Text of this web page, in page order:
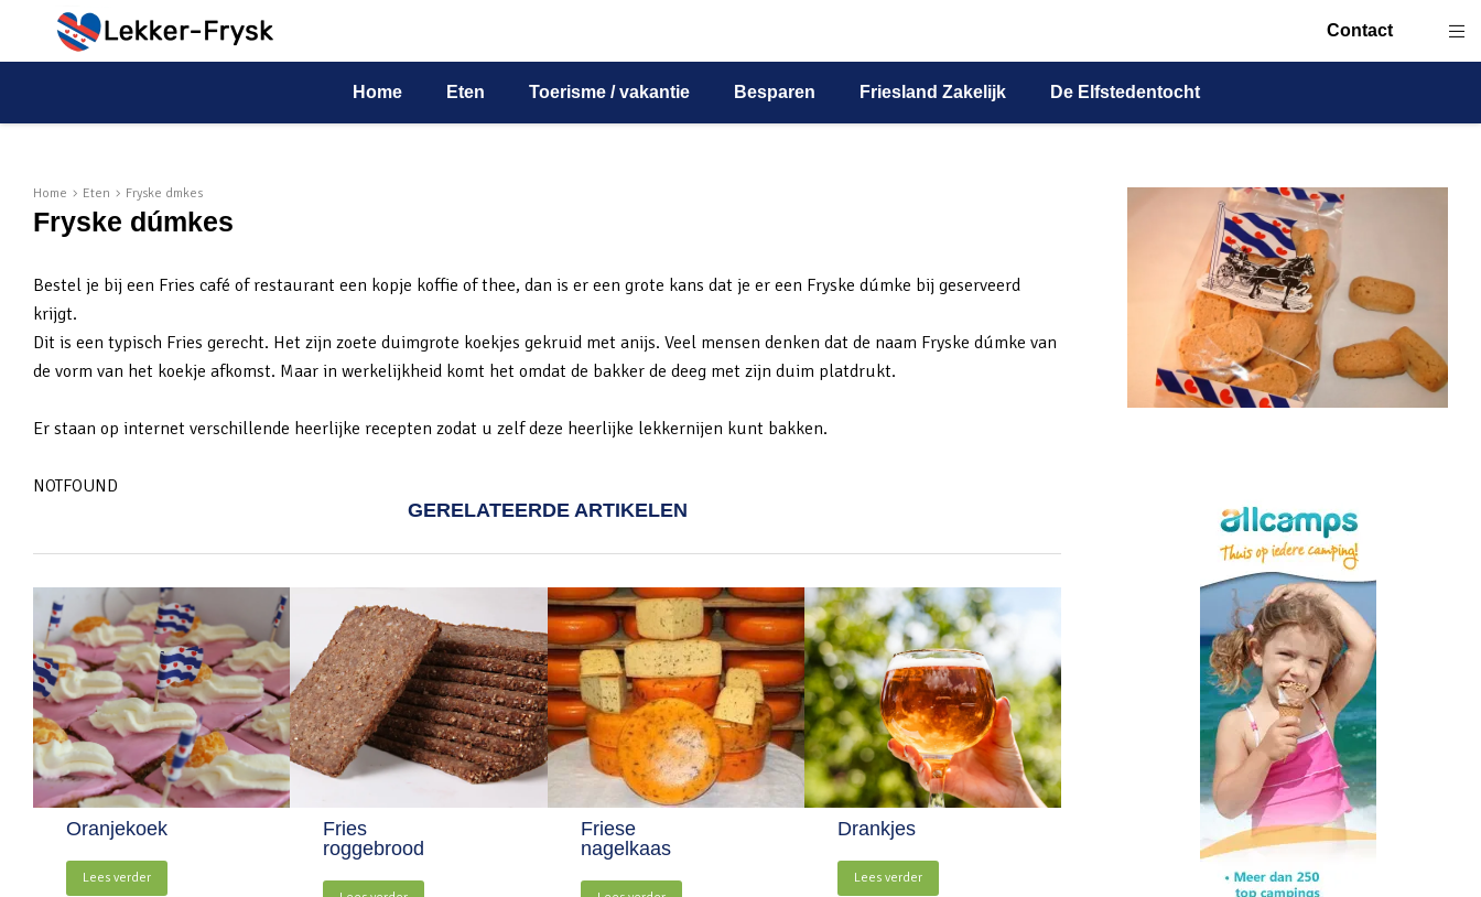
Contact
Home Eten Toerisme / vakantie Besparen Friesland Zakelijk De Elfstedentocht
Home Eten Fryske dmkes
Fryske dúmkes
Bestel je bij een Fries café of restaurant een kopje koffie of thee, dan is er een grote kans dat je er een Fryske dúmke bij geserveerd
krijgt.
Dit is een typisch Fries gerecht. Het zijn zoete duimgrote koekjes gekruid met anijs. Veel mensen denken dat de naam Fryske dúmke van
de vorm van het koekje afkomst. Maar in werkelijkheid komt het omdat de bakker de deeg met zijn duim platdrukt.
Er staan op internet verschillende heerlijke recepten zodat u zelf deze heerlijke lekkernijen kunt bakken.
NOTFOUND
GERELATEERDE ARTIKELEN
Oranjekoek
Lees verder
Fries
roggebrood
Friese
nagelkaas
Drankjes
Lees verder